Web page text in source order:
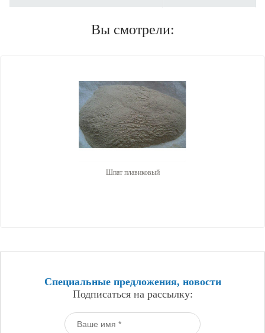
Вы смотрели:
Шпат плавиковый
Специальные предложения, новости
Подписаться на рассылку: